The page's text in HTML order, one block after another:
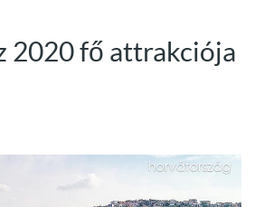
2020 fő attrakciója